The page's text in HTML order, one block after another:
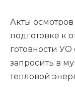
Акты
подготовке к
готовности
запросить в
тепловой